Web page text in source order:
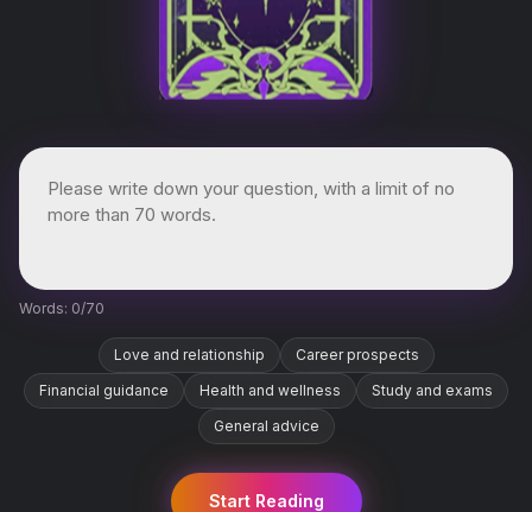
Words: 0/70
Love and relationship
Career prospects
Financial guidance
Health and wellness
Study and exams
General advice
Start Reading